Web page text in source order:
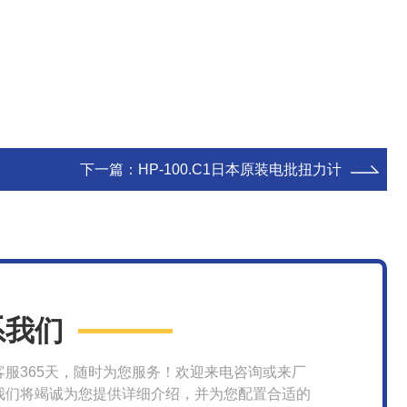
下一篇： HP-100.C1日本原装电批扭力计
们
服365天，随时为您服务！欢迎来电咨询或来厂
们将竭诚为您提供详细介绍，并为您配置合适的